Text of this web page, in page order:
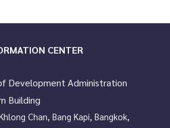
CENTER
Development Administration
Building
Chan, Bang Kapi, Bangkok,